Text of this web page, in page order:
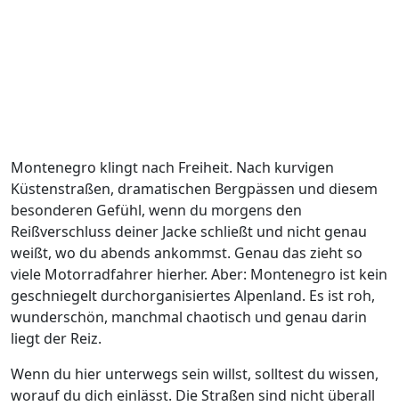
Montenegro klingt nach Freiheit. Nach kurvigen
Küstenstraßen, dramatischen Bergpässen und diesem
besonderen Gefühl, wenn du morgens den
Reißverschluss deiner Jacke schließt und nicht genau
weißt, wo du abends ankommst. Genau das zieht so
viele Motorradfahrer hierher. Aber: Montenegro ist kein
geschniegelt durchorganisiertes Alpenland. Es ist roh,
wunderschön, manchmal chaotisch und genau darin
liegt der Reiz.
Wenn du hier unterwegs sein willst, solltest du wissen,
worauf du dich einlässt. Die Straßen sind nicht überall